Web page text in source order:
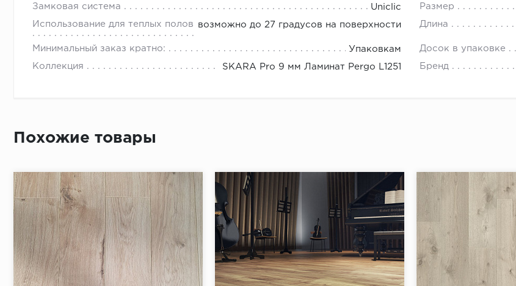
Замковая система Uniclic Размер
Использование для теплых полов возможно до 27 градусов на поверхности Длина
Минимальный заказ кратно: Упаковкам Досок в упаковке
Коллекция SKARA Pro 9 мм Ламинат Pergo L1251 Бренд
Похожие товары